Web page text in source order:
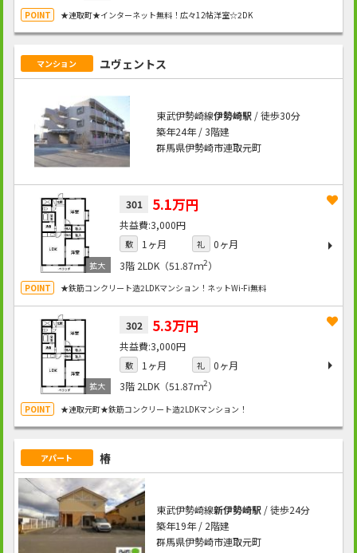
★連取町★インターネット無料！広々12帖洋室☆2DK
マンション ユヴェントス
東武伊勢崎線伊勢崎駅/ 徒歩30分
築年24年 / 3階建
群馬県伊勢崎市連取元町
301 5.1万円
3,000円
敷 1ヶ月 礼
0ヶ月
3階 2LDK（51.87ｍ2）
★鉄筋コンクリート造2LDKマンション！ネットWi-Fi無料
302 5.3万円
3,000円
敷 1ヶ月 礼
0ヶ月
3階 2LDK（51.87ｍ2）
★連取元町★鉄筋コンクリート造2LDKマンション！
アパート 椿
東武伊勢崎線新伊勢崎駅/ 徒歩24分
築年19年 / 2階建
群馬県伊勢崎市連取元町